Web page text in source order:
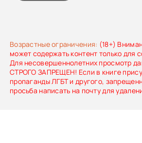
Возрастные ограничения: (18+)
может содержать контент только для
Для несовершеннолетних просмотр
СТРОГО ЗАПРЕЩЕН! Если в книге
пропаганды ЛГБТ и другого,
просьба написать на почту для